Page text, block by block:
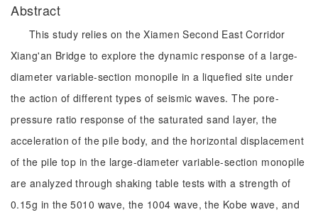
Abstract
This study relies on the Xiamen Second East Corridor
Xiang'an Bridge to explore the dynamic response of a large-
diameter variable-section monopile in a liquefied site under
the action of different types of seismic waves. The pore-
pressure ratio response of the saturated sand layer, the
acceleration of the pile body, and the horizontal displacement
of the pile top in the large-diameter variable-section monopile
are analyzed through shaking table tests with a strength of
0.15g in the 5010 wave, the 1004 wave, the Kobe wave, and